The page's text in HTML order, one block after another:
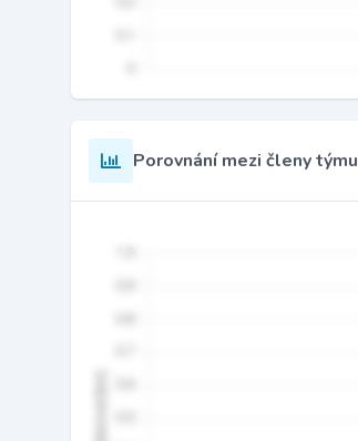
Porovnání mezi členy týmu